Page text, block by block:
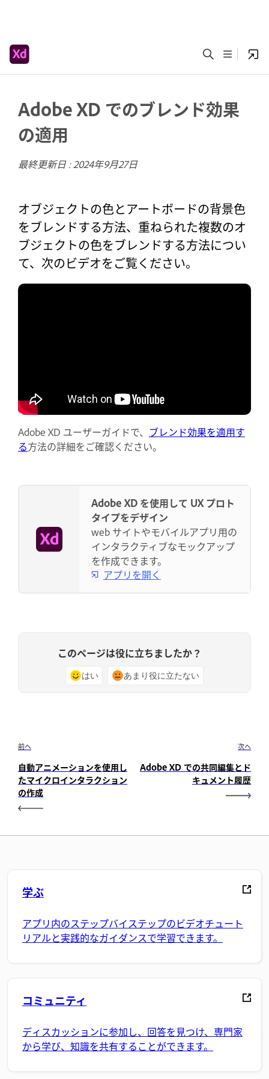
Adobe XD でのブレンド効果
の適用
最終更新日 :2024年9月27日
オブジェクトの色とアートボードの背景色
をブレンドする方法、重ねられた複数のオ
ブジェクトの色をブレンドする方法につい
て、次のビデオをご覧ください。
Adobe XD ユーザーガイドで、 ブレンド効果を適用す
る方法の詳細をご確認ください。
Adobe XD を使用して UX プロト
タイプをデザイン
web サイトやモバイルアプリ用の
インタラクティブなモックアップ
を作成できます。
アプリを開く
このページは役に立ちましたか？
はい あまり役に立たない
前へ
自動アニメーションを使用し
たマイクロインタラクション
の作成
次へ
Adobe XD での共同編集とド
キュメント履歴
学ぶ
アプリ内のステップバイステップのビデオチュート
リアルと実践的なガイダンスで学習できます。
コミュニティ
ディスカッションに参加し、回答を見つけ、専門家
から学び、知識を共有することができます。